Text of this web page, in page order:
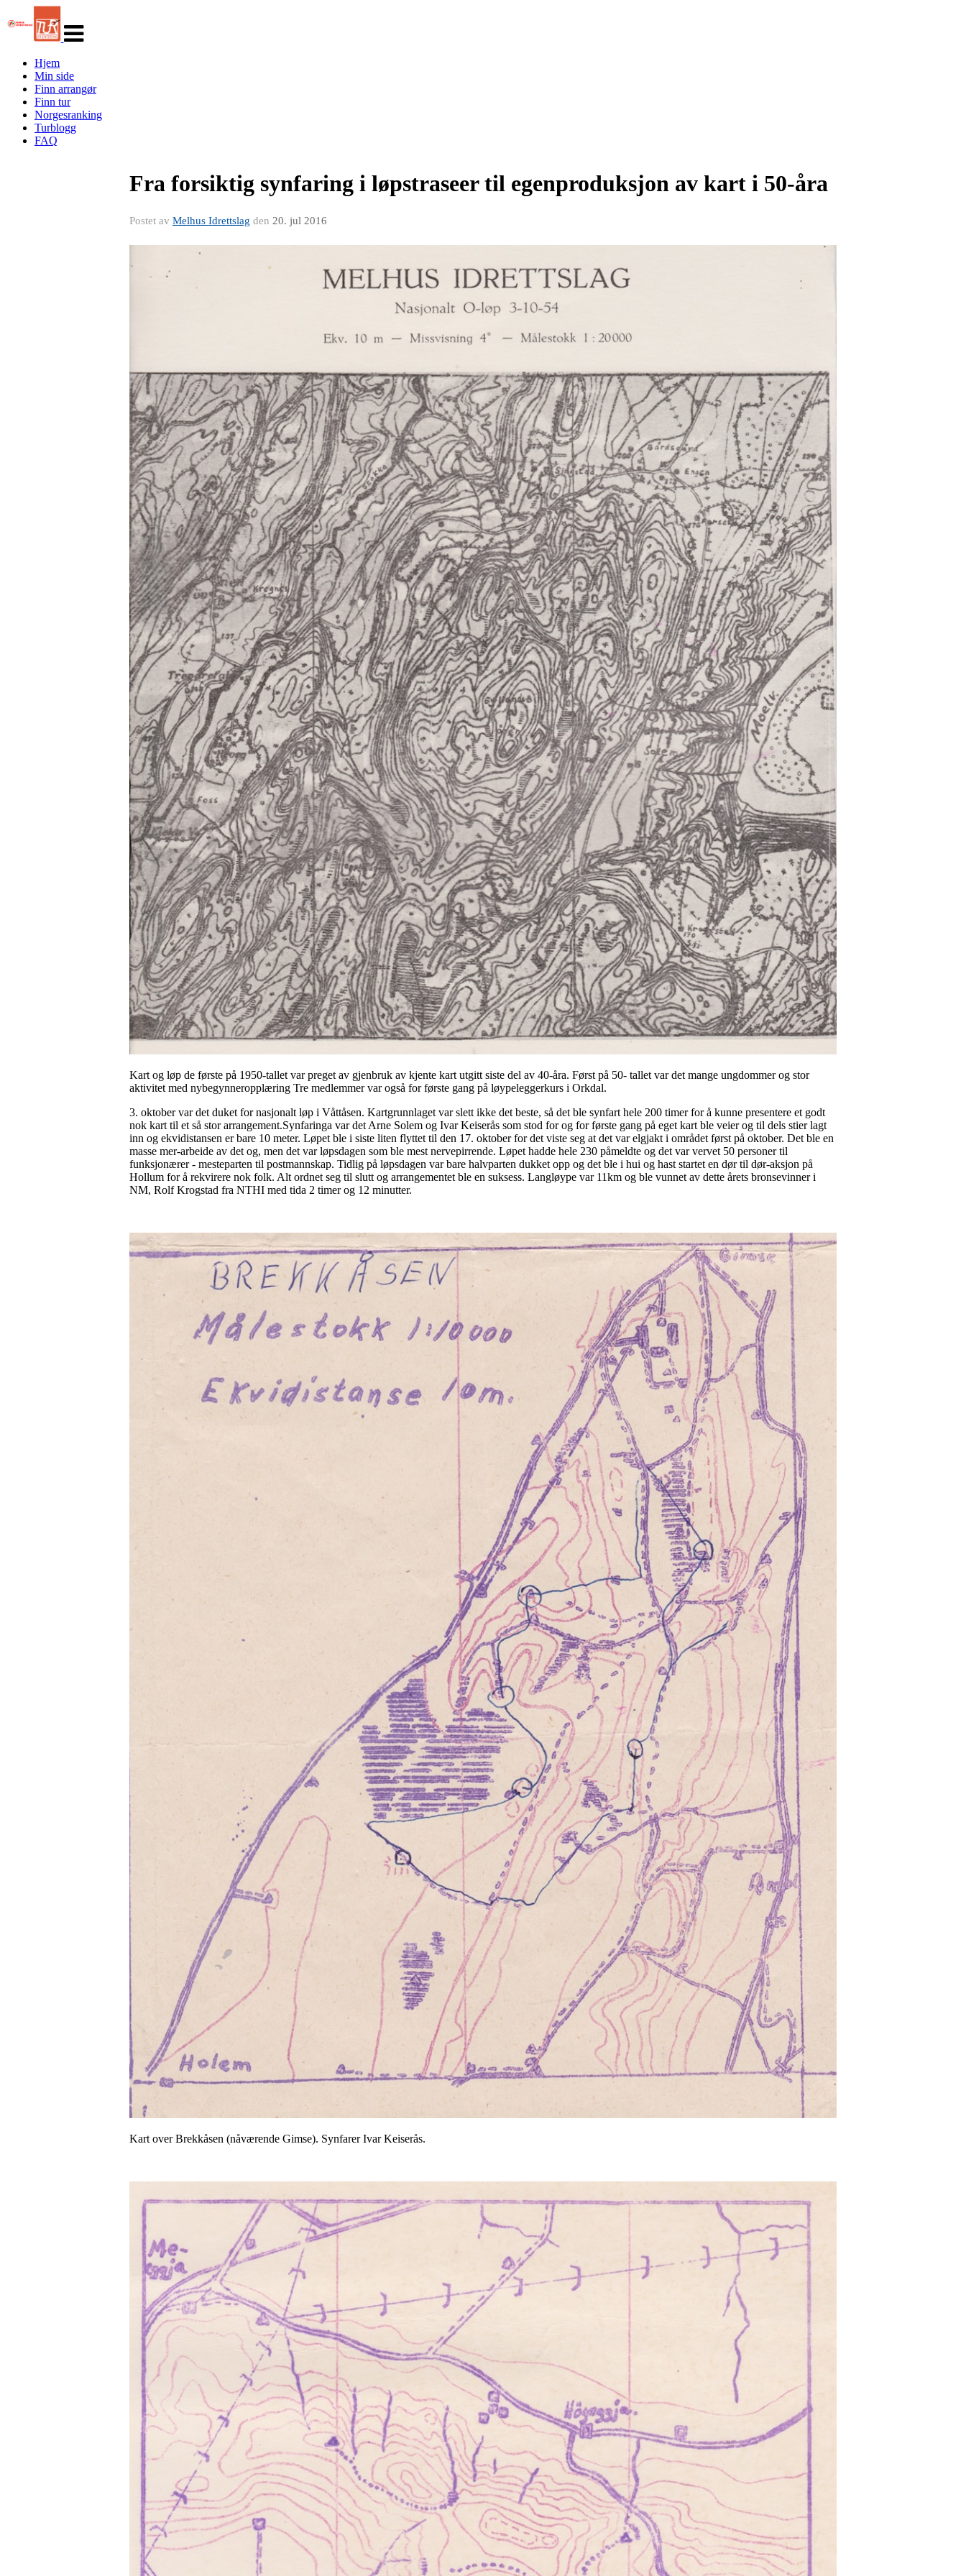
navigasjon
Hjem
Min side
Finn arrangør
Finn tur
Norgesranking
Turblogg
FAQ
Fra forsiktig synfaring i løpstraseer til egenproduksjon av kart i 50-åra
Postet av Melhus Idrettslag den 20. jul 2016
Kart og løp de første på 1950-tallet var preget av gjenbruk av kjente kart utgitt siste del av 40-åra. Først på 50- tallet var det mange ungdommer og stor
aktivitet med nybegynneropplæring Tre medlemmer var også for første gang på løypeleggerkurs i Orkdal.
3. oktober var det duket for nasjonalt løp i Våttåsen. Kartgrunnlaget var slett ikke det beste, så det ble synfart hele 200 timer for å kunne presentere et godt
nok kart til et så stor arrangement.Synfaringa var det Arne Solem og Ivar Keiserås som stod for og for første gang på eget kart ble veier og til dels stier lagt
inn og ekvidistansen er bare 10 meter. Løpet ble i siste liten flyttet til den 17. oktober for det viste seg at det var elgjakt i området først på oktober. Det ble en
masse mer-arbeide av det og, men det var løpsdagen som ble mest nervepirrende. Løpet hadde hele 230 påmeldte og det var vervet 50 personer til
funksjonærer - mesteparten til postmannskap. Tidlig på løpsdagen var bare halvparten dukket opp og det ble i hui og hast startet en dør til dør-aksjon på
Hollum for å rekvirere nok folk. Alt ordnet seg til slutt og arrangementet ble en suksess. Langløype var 11km og ble vunnet av dette årets bronsevinner i
NM, Rolf Krogstad fra NTHI med tida 2 timer og 12 minutter.
Kart over Brekkåsen (nåværende Gimse). Synfarer Ivar Keiserås.